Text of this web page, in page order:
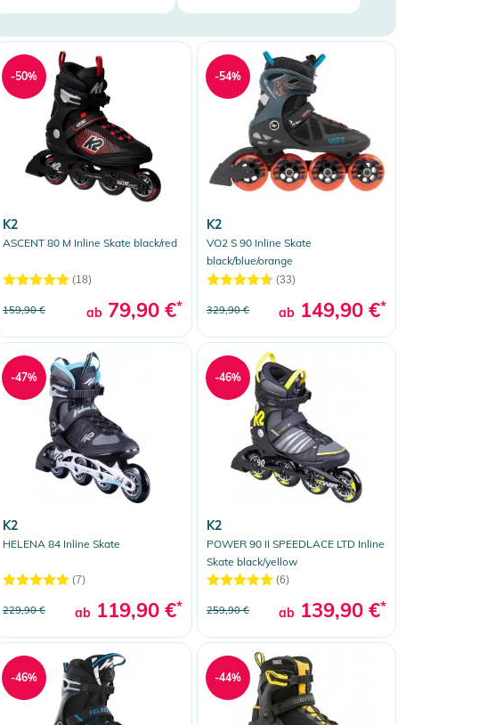
K2
ASCENT 80 M Inline Skate black/red
(18)
159,90 € ab 79,90 €*
-50%
K2
VO2 S 90 Inline Skate
black/blue/orange
(33)
329,90 € ab 149,90 €*
-54%
K2
HELENA 84 Inline Skate
(7)
229,90 € ab 119,90 €*
-47%
K2
POWER 90 II SPEEDLACE LTD Inline
Skate black/yellow
(6)
259,90 € ab 139,90 €*
-46%
-46% -44%